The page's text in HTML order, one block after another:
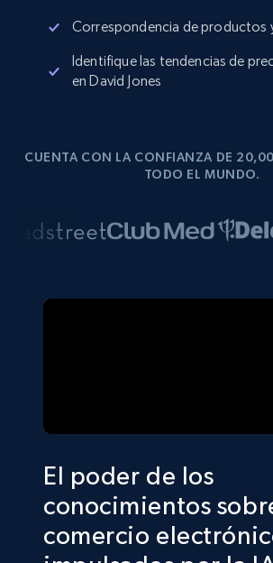
Correspondencia de productos
Identifique las tendencias de
en David Jones
CUENTA CON LA CONFIANZA DE
TODO EL MUNDO.
El poder de los
conocimientos
comercio